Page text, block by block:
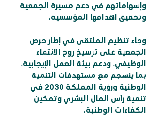
وإسهاماتهم في دعم مسيرة الجمعية
وتحقيق أهدافها المؤسسية.
وجاء تنظيم الملتقى في إطار حرص
الجمعية على ترسيخ روح الانتماء
الوظيفي، ودعم بيئة العمل الإيجابية،
بما ينسجم مع مستهدفات التنمية
الوطنية ورؤية المملكة 2030 في
تنمية رأس المال البشري وتمكين
الكفاءات الوطنية.